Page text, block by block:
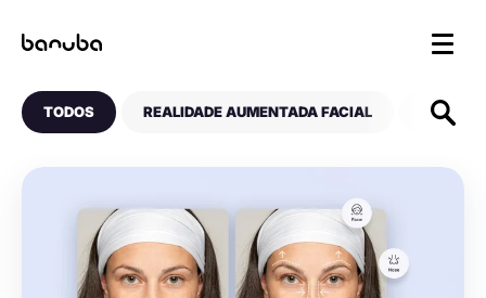
TODOS REALIDADE AUMENTADA FACIAL